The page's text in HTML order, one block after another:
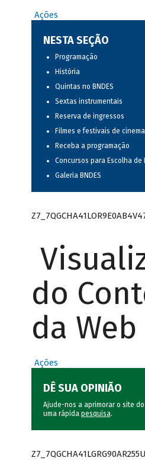
Ações
NESTA SEÇÃO
Programação
História
Quintas no BNDES
Sextas instrumentais
Reserva de ingressos
Filmes e festivais de cinema
Receba a programação
Concursos para Escolha de
Galeria BNDES
do
da Web
Ações
DÊ SUA OPINIÃO
Ajude-nos a aprimorar o site do
uma rápida pesquisa.